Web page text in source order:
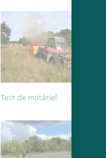
Test de matériel